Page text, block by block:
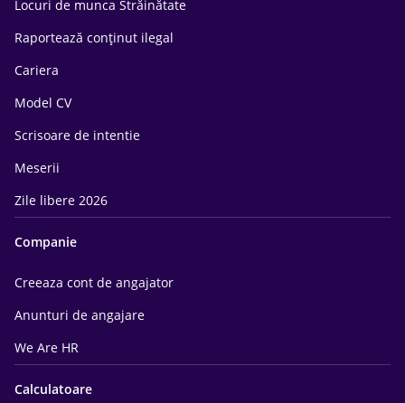
Locuri de munca Străinătate
Raportează conținut ilegal
Cariera
Model CV
Scrisoare de intentie
Meserii
Zile libere 2026
Companie
Creeaza cont de angajator
Anunturi de angajare
We Are HR
Calculatoare